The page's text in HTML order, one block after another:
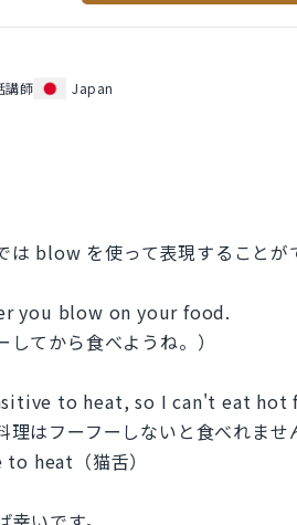
講師
Japan
は blow を使って表現することが
you blow on your food.
してから食べようね。）
to heat, so I can't eat
理はフーフーしないと食べれませ
heat（猫舌）